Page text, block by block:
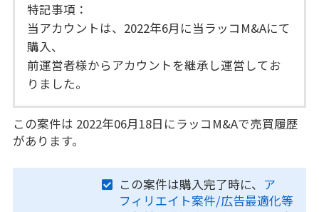
特記事項：
当アカウントは、2022年6月に当ラッコM&Aにて
購入、
前運営者様からアカウントを継承し運営してお
りました。
この案件は 2022年06月18日にラッコM&Aで売買履歴
があります。
この案件は購入完了時に、 ア
フィリエイト案件/広告最適化等